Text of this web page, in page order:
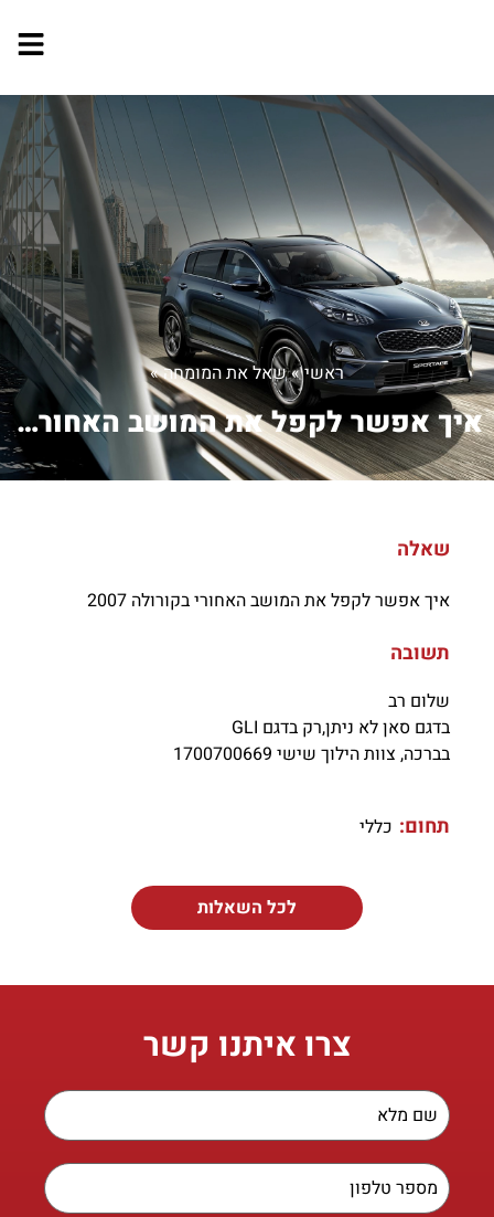
ראשי»שאל את המומחה»
איך אפשר לקפל את המושב האחורי בקורולה...
שאלה
איך אפשר לקפל את המושב האחורי בקורולה 2007
תשובה
שלום רב
בדגם סאן לא ניתן,רק בדגם GLI
בברכה, צוות הילוך שישי 1700700669
תחום: כללי
לכל השאלות
צרו איתנו קשר